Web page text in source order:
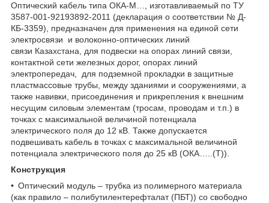
Оптический кабель типа ОКА-М…, изготавливаемый по ТУ
3587-001-92193892-2011 (декларация о соответствии № Д-
КБ-3359), предназначен для применения на единой сети
электросвязи и волоконно-оптических линий
связи Казахстана, для подвески на опорах линий связи,
контактной сети железных дорог, опорах линий
электропередач, для подземной прокладки в защитные
пластмассовые трубы, между зданиями и сооружениями, а
также навивки, присоединения и прикрепления к внешним
несущим силовым элементам (тросам, проводам и т.п.) в
точках с максимальной величиной потенциала
электрического поля до 12 кВ. Также допускается
подвешивать кабель в точках с максимальной величиной
потенциала электрического поля до 25 кВ (ОКА…..(Т)).
Конструкция
• Оптический модуль – трубка из полимерного материала
(как правило – полибутилентерефталат (ПБТ)) со свободно